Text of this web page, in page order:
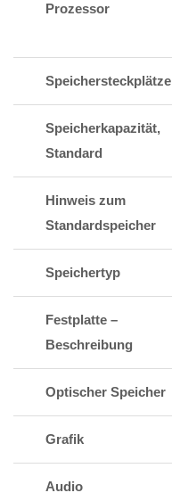
Prozessor
Speichersteckplätze
Speicherkapazität,
Standard
Hinweis zum
Standardspeicher
Speichertyp
Festplatte –
Beschreibung
Optischer Speicher
Grafik
Audio